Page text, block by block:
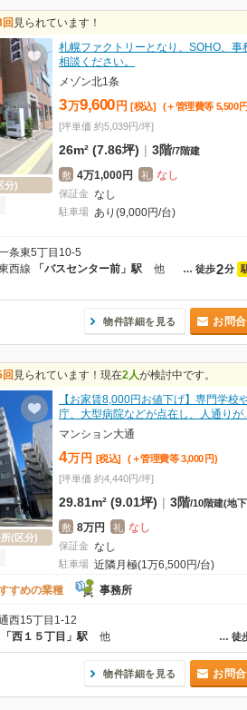
見られています！
分)
札幌ファクトリーとなり、SOHO、事
相談ください。
メゾン北1条
3万9,600 円 [税込] (＋管理費等 5,500
[坪単価 約5,039円/坪]
26m² (7.86坪) | 3階/7階建
敷 4万1,000円 礼 なし
保証金 なし
駐車場 あり(9,000円/台)
条東5丁目10-5
… 徒歩2分
西線 「バスセンター前」駅 他
物件詳細を見る お問
見られています！現在2人が検討中です。
(区分)
【お家賃8,000円お値下げ】専門学校
庁、大型病院などが点在し、人通り
マンション大通
4万 円 [税込] (＋管理費等 3,000 円)
[坪単価 約4,440円/坪]
29.81m² (9.01坪) | 3階/10階建(地
敷 8万円 礼 なし
保証金 なし
駐車場 近隣月極(1万6,500円/台)
すめの業種
事務所
西15丁目1-12
… 徒
「西１５丁目」駅 他
物件詳細を見る お問